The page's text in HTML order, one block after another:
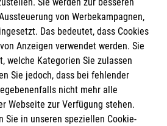
von Werbekampagnen,
Das bedeutet, dass Cookies
Anzeigen verwendet werden. Sie
welche Kategorien Sie zulassen
Sie jedoch, dass bei fehlender
nicht mehr alle
Webseite zur Verfügung stehen.
Sie in unseren speziellen Cookie-